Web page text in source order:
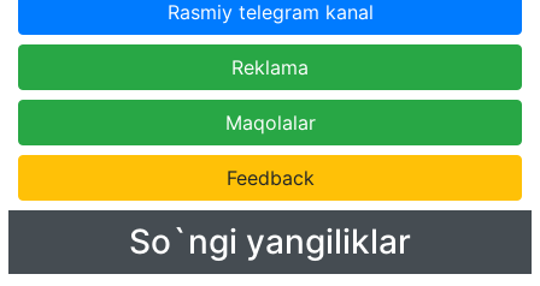
Rasmiy telegram kanal
Reklama
Maqolalar
Feedback
So`ngi yangiliklar